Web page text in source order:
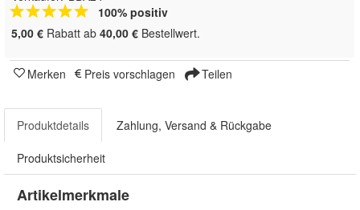
100% positiv
5,00 € Rabatt ab 40,00 € Bestellwert.
Merken Preis vorschlagen Teilen
Produktdetails Zahlung, Versand & Rückgabe
Produktsicherheit
Artikelmerkmale